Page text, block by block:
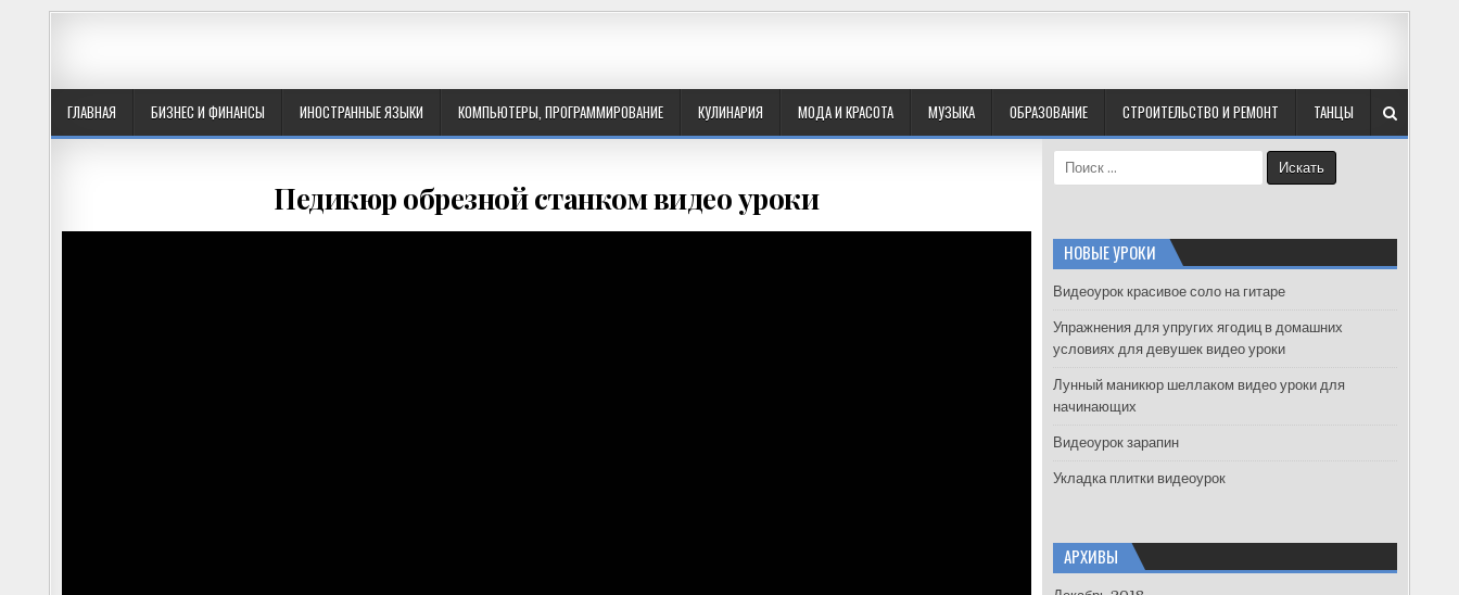
ГЛАВНАЯ БИЗНЕС И ФИНАНСЫ ИНОСТРАННЫЕ ЯЗЫКИ КОМПЬЮТЕРЫ, ПРОГРАММИРОВАНИЕ КУЛИНАРИЯ МОДА И КРАСОТА МУЗЫКА ОБРАЗОВАНИЕ СТРОИТЕЛЬСТВО И РЕМОНТ ТАНЦЫ
Педикюр обрезной станком видео уроки
e
h
f
r
:
НОВЫЕ УРОКИ
Видеоурок красивое соло на гитаре
Упражнения для упругих ягодиц в домашних
условиях для девушек видео уроки
Лунный маникюр шеллаком видео уроки для
начинающих
Видеоурок зарапин
Укладка плитки видеоурок
АРХИВЫ